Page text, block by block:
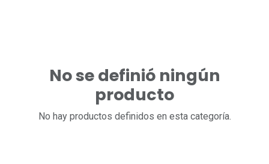
No se definió ningún
producto
No hay productos definidos en esta categoría.